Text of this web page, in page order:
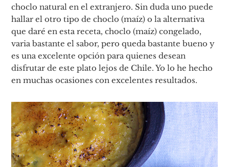
choclo natural en el extranjero. Sin duda uno puede
hallar el otro tipo de choclo (maíz) o la alternativa
que daré en esta receta, choclo (maíz) congelado,
varia bastante el sabor, pero queda bastante bueno y
es una excelente opción para quienes desean
disfrutar de este plato lejos de Chile. Yo lo he hecho
en muchas ocasiones con excelentes resultados.